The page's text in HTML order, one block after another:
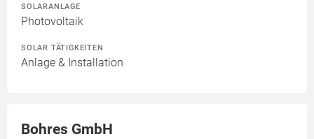
SOLARANLAGE
Photovoltaik
SOLAR TÄTIGKEITEN
Anlage & Installation
Bohres GmbH